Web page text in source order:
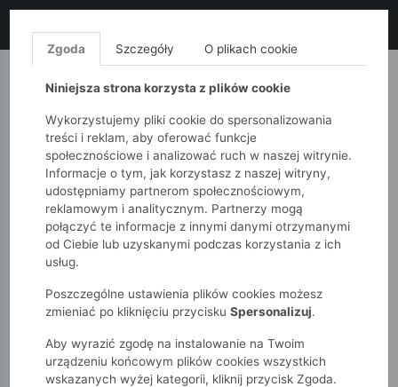
MONNARI QUIOSQUE
51015kids Niemowlak
Chłopcy
Szorty niemowlęce ze sznurkiem i naszywką żabki
Zgoda Szczegóły O plikach cookie
Niniejsza strona korzysta z plików cookie
Wykorzystujemy pliki cookie do spersonalizowania
treści i reklam, aby oferować funkcje
społecznościowe i analizować ruch w naszej witrynie.
Informacje o tym, jak korzystasz z naszej witryny,
udostępniamy partnerom społecznościowym,
reklamowym i analitycznym. Partnerzy mogą
połączyć te informacje z innymi danymi otrzymanymi
od Ciebie lub uzyskanymi podczas korzystania z ich
usług.
Poszczególne ustawienia plików cookies możesz
zmieniać po kliknięciu przycisku Spersonalizuj.
Aby wyrazić zgodę na instalowanie na Twoim
urządzeniu końcowym plików cookies wszystkich
wskazanych wyżej kategorii, kliknij przycisk Zgoda.